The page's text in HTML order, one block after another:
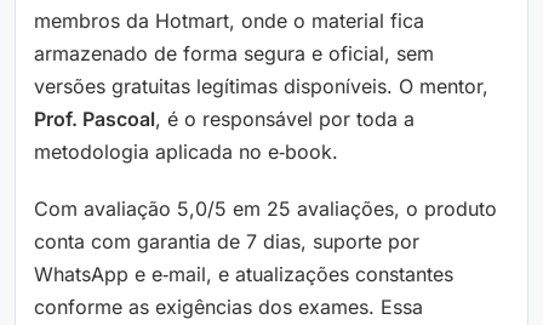
membros da Hotmart, onde o material fica
armazenado de forma segura e oficial, sem
versões gratuitas legítimas disponíveis. O mentor,
Prof. Pascoal, é o responsável por toda a
metodologia aplicada no e‑book.
Com avaliação 5,0/5 em 25 avaliações, o produto
conta com garantia de 7 dias, suporte por
WhatsApp e e‑mail, e atualizações constantes
conforme as exigências dos exames. Essa